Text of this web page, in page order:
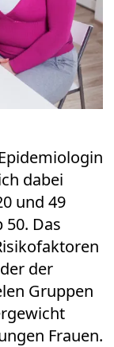
dabei
und 49
50. Das
der
Gruppen
Frauen.